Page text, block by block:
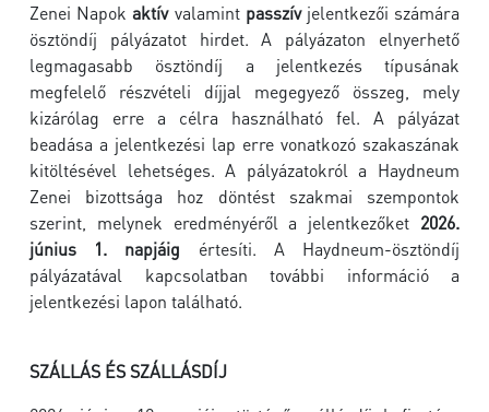
Zenei Napokaktív valamint passzívjelentkezői számára
ösztöndíj pályázatot hirdet. A pályázaton elnyerhető
legmagasabb ösztöndíj a jelentkezés típusának
megfelelő részvételi díjjal megegyező összeg, mely
kizárólag erre a célra használható fel. A pályázat
beadása a jelentkezési lap erre vonatkozó szakaszának
kitöltésével lehetséges. A pályázatokról a Haydneum
Zenei bizottsága hoz döntést szakmai szempontok
szerint, melynek eredményéről a jelentkezőket 2026.
június 1. napjáig értesíti. A Haydneum-ösztöndíj
pályázatával kapcsolatban további információ a
jelentkezési lapon található.
SZÁLLÁS ÉS SZÁLLÁSDÍJ